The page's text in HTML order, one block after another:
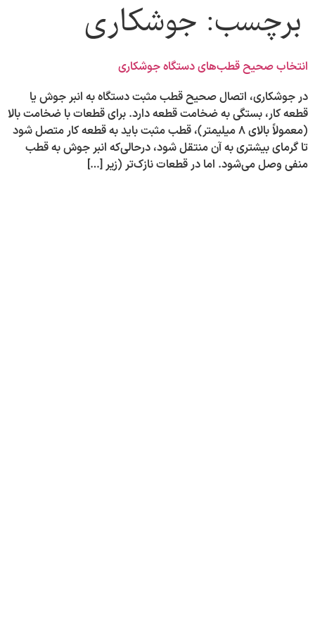
برچسب: جوشکاری
انتخاب صحیح قطب‌های دستگاه جوشکاری
در جوشکاری، اتصال صحیح قطب مثبت دستگاه به انبر جوش یا
قطعه کار، بستگی به ضخامت قطعه دارد. برای قطعات با ضخامت بالا
(معمولاً بالای ۸ میلیمتر)، قطب مثبت باید به قطعه کار متصل شود
تا گرمای بیشتری به آن منتقل شود، درحالی‌که انبر جوش به قطب
منفی وصل می‌شود. اما در قطعات نازک‌تر (زیر […]